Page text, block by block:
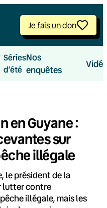
Je fais un don
Séries
d’été
Nos
enquêtes
en Guyane :
sur
illégale
le président de la
lutter contre
illégale, mais les